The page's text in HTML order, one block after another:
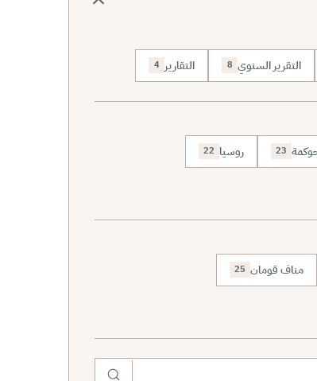
التقرير السنوي 8 التقارير 4
23 روسيا 22
مناف قومان 25